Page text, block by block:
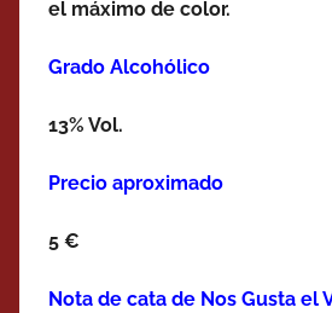
el máximo de color.
Grado Alcohólico
13% Vol.
Precio aproximado
5 €
Nota de cata de Nos Gusta el